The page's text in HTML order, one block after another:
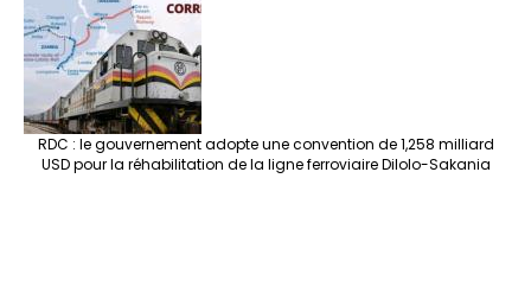
RDC : le gouvernement adopte une convention de 1,258 milliard
USD pour la réhabilitation de la ligne ferroviaire Dilolo-Sakania